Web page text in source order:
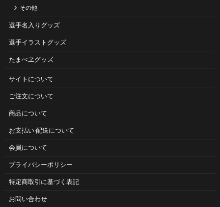
その他
選手名入りグッズ
選手イラストグッズ
たまべヱグッズ
サイトについて
ご注⽂について
商品について
お⽀払い‧配送について
会員について
プライバシーポリシー
特定商取引に基づく表記
お問い合わせ